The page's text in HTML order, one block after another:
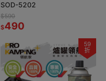
SOD-5202
$590
$490
59
折